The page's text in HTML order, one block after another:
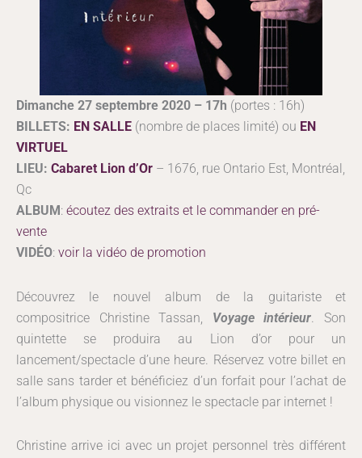
Dimanche 27 septembre 2020 – 17h (portes : 16h)
BILLETS: EN SALLE (nombre de places limité) ou EN
VIRTUEL
LIEU: Cabaret Lion d’Or – 1676, rue Ontario Est, Montréal,
Qc
ALBUM: écoutez des extraits et le commander en pré-
vente
VIDÉO: voir la vidéo de promotion
Découvrez le nouvel album de la guitariste et
compositrice Christine Tassan, Voyage intérieur . Son
quintette se produira au Lion d’or pour un
lancement/spectacle d’une heure. Réservez votre billet en
salle sans tarder et bénéficiez d’un forfait pour l’achat de
l’album physique ou visionnez le spectacle par internet !
Christine arrive ici avec un projet personnel très différent